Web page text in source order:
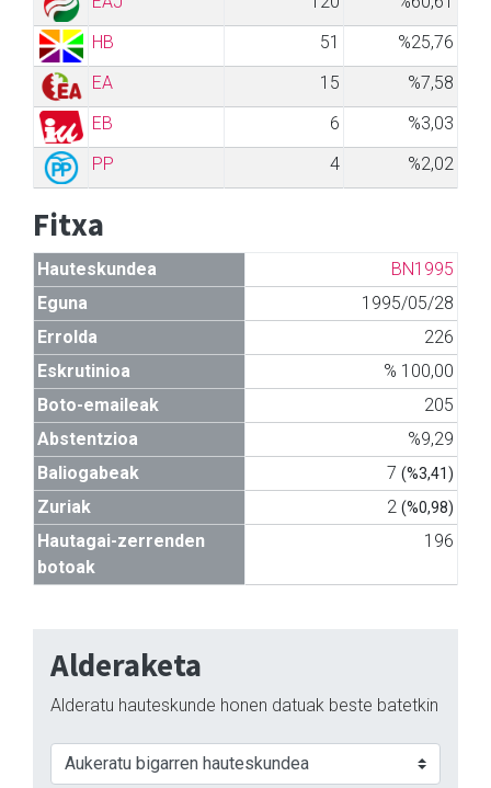
HB
51
%25,76
EA
15
%7,58
EB
6
%3,03
PP
4 %2,02
Fitxa
Hauteskundea
BN1995
Eguna
1995/05/28
Errolda
226
Eskrutinioa
% 100,00
Boto-emaileak
205
Abstentzioa
%9,29
Baliogabeak
7 (%3,41)
Zuriak 2 (%0,98)
Hautagai-zerrenden
botoak
196
Alderaketa
Alderatu hauteskunde honen datuak beste batetkin